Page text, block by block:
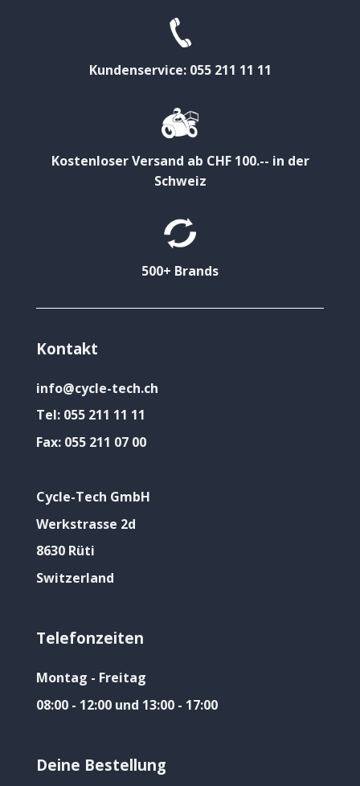
Kundenservice: 055 211 11 11
Kostenloser Versand ab CHF 100.-- in der
Schweiz
500+ Brands
Kontakt
info@cycle-tech.ch
Tel: 055 211 11 11
Fax: 055 211 07 00
Cycle-Tech GmbH
Werkstrasse 2d
8630 Rüti
Switzerland
Telefonzeiten
Montag - Freitag
08:00 - 12:00 und 13:00 - 17:00
Deine Bestellung